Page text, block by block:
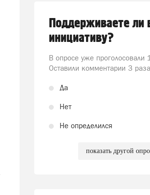
Поддерживаете ли
инициативу?
В опросе уже проголосовали
Оставили комментарии 3 раза
Да
Нет
Не определился
показать другой